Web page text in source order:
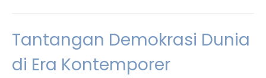
Tantangan Demokrasi Dunia
di Era Kontemporer